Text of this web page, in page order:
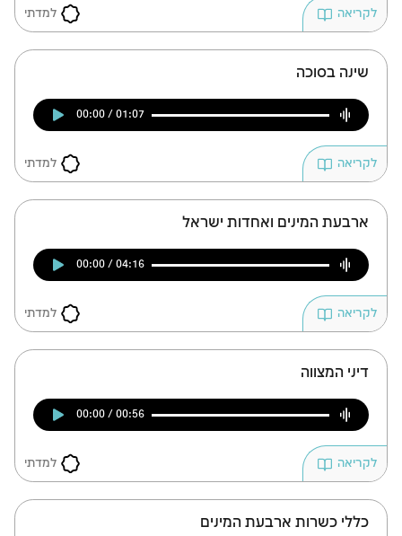
למדתי לקריאה
שינה בסוכה
00:00 / 01:07
למדתי לקריאה
ארבעת המינים ואחדות ישראל
00:00 / 04:16
למדתי לקריאה
דיני המצווה
00:00 / 00:56
למדתי לקריאה
כללי כשרות ארבעת המינים